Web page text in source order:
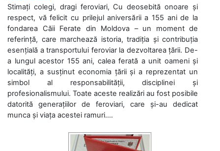
Stimați colegi, dragi feroviari, Cu deosebită onoare și
respect, vă felicit cu prilejul aniversării a 155 ani de la
fondarea Căii Ferate din Moldova – un moment de
referință, care marchează istoria, tradiția și contribuția
esențială a transportului feroviar la dezvoltarea țării. De-
a lungul acestor 155 ani, calea ferată a unit oameni și
localități, a susținut economia țării și a reprezentat un
simbol al responsabilității, disciplinei și
profesionalismului. Toate aceste realizări au fost posibile
datorită generațiilor de feroviari, care și-au dedicat
munca și viața acestei ramuri....